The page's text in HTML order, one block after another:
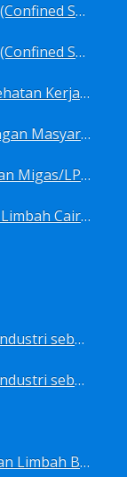
Sertifikasi Kerja Ruang Terbatas (Confined Spaces)-Ahli Muda Ruang Terbatas (AMURT/Supervisor) BNSP
Sertifikasi Kerja Ruang Terbatas (Confined Spaces)-Teknisi Ruang Terbatas (TRT/Entrants) BNSP
Sertifikasi Keselamatan Dan Kesehatan Kerja BNSP
Sertifikasi Kualifikasi Pengembangan Masyarakat BNSP
Sertifikasi Laboratorium Pengujian Migas/LPM BNSP
Sertifikasi Limbah Padat Dan B3, Limbah Cair BNSP
Sertifikasi Manajemen Energi di Industri sebagai Auditor BNSP
Sertifikasi Manajemen Energi di Industri sebagai Manager Energy BNSP
Sertifikasi Monitoring Pengelolaan Limbah B3 BNSP